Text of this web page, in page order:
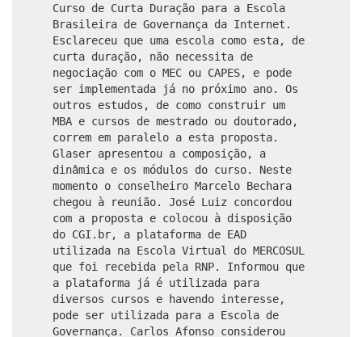
Curso de Curta Duração para a Escola
Brasileira de Governança da Internet.
Esclareceu que uma escola como esta, de
curta duração, não necessita de
negociação com o MEC ou CAPES, e pode
ser implementada já no próximo ano. Os
outros estudos, de como construir um
MBA e cursos de mestrado ou doutorado,
correm em paralelo a esta proposta.
Glaser apresentou a composição, a
dinâmica e os módulos do curso. Neste
momento o conselheiro Marcelo Bechara
chegou à reunião. José Luiz concordou
com a proposta e colocou à disposição
do CGI.br, a plataforma de EAD
utilizada na Escola Virtual do MERCOSUL
que foi recebida pela RNP. Informou que
a plataforma já é utilizada para
diversos cursos e havendo interesse,
pode ser utilizada para a Escola de
Governança. Carlos Afonso considerou